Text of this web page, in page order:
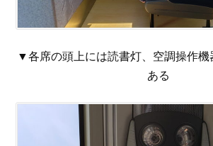
▼各席の頭上には読書灯、空調操作機
ある